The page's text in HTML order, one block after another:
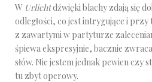
W Urlichtdźwięki blachy zdają się
odległości, co jest intrygujące i przy
z zawartymi w partyturze
śpiewa ekspresyjnie, bacznie
słów. Nie jestem jednak pewien czy
tu zbyt operowy.